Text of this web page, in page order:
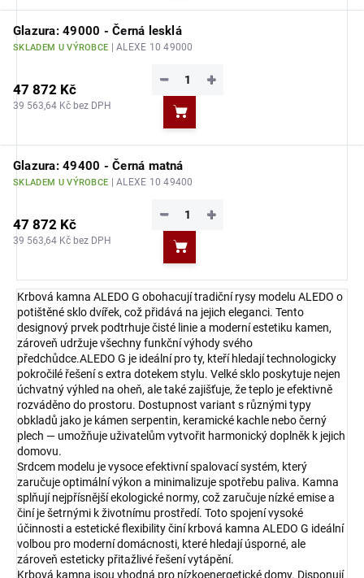
Glazura: 49000 - Černá lesklá
SKLADEM U VÝROBCE | ALEXE 10 49000
47 872 Kč
39 563,64 Kč bez DPH
+
−
Do košíku
Glazura: 49400 - Černá matná
SKLADEM U VÝROBCE | ALEXE 10 49400
47 872 Kč
39 563,64 Kč bez DPH
+
−
Do košíku
Krbová kamna ALEDO G obohacují tradiční rysy modelu ALEDO o
potištěné sklo dvířek, což přidává na jejich eleganci. Tento
designový prvek podtrhuje čisté linie a moderní estetiku kamen,
zároveň udržuje všechny funkční výhody svého
předchůdce.ALEDO G je ideální pro ty, kteří hledají technologicky
pokročilé řešení s extra dotekem stylu. Velké sklo poskytuje nejen
úchvatný výhled na oheň, ale také zajišťuje, že teplo je efektivně
rozváděno do prostoru. Dostupnost variant s různými typy
obkladů jako je kámen serpentin, keramické kachle nebo černý
plech — umožňuje uživatelům vytvořit harmonický doplněk k jejich
domovu.
Srdcem modelu je vysoce efektivní spalovací systém, který
zaručuje optimální výkon a minimalizuje spotřebu paliva. Kamna
splňují nejpřísnější ekologické normy, což zaručuje nízké emise a
činí je šetrnými k životnímu prostředí. Toto spojení vysoké
účinnosti a estetické flexibility činí krbová kamna ALEDO G ideální
volbou pro moderní domácnosti, které hledají úsporné, ale
zároveň esteticky přitažlivé řešení vytápění.
Krbová kamna jsou vhodná pro nízkoenergetické domy. Disponují